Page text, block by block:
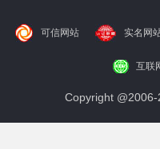
可信网站 实名网
互联
Copyright